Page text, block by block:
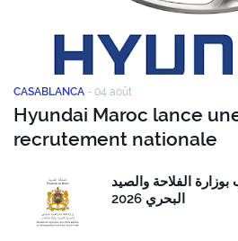
CASABLANCA - 04 août
Hyundai Maroc lance
recrutement nationale
70 منصب بوزارة الفلاحة والصيد
البحري 2026